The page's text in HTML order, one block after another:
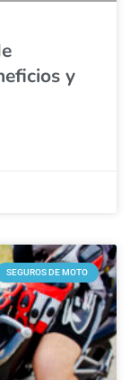
y
SEGUROS DE MOTO